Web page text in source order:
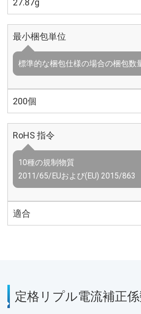
27.87g
最小梱包単位
標準的な梱包仕様の場合の梱包数
200個
RoHS 指令
10種の規制物質
2011/65/EUおよび(EU) 2015/863
適合
定格リプル電流補正